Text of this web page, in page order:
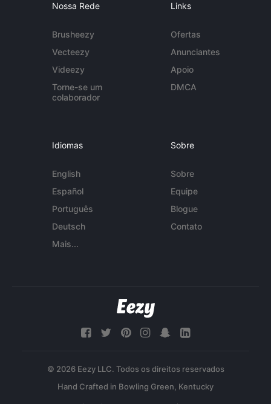
Nossa Rede
Brusheezy
Vecteezy
Videezy
Torne-se um
colaborador
Links
Ofertas
Anunciantes
Apoio
DMCA
Idiomas
English
Español
Português
Deutsch
Mais...
Sobre
Sobre
Equipe
Blogue
Contato
© 2026 Eezy LLC. Todos os direitos reservados